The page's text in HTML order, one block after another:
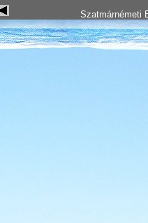
Szatmárnémeti